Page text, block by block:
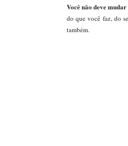
Você não deve
do que você faz, do
também.